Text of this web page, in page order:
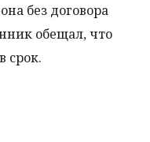
без договора
обещал, что
срок.